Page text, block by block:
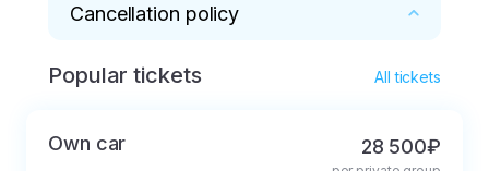
областной город
полуострова
бывает только по
Cancellation policy
В случае отмены бронирования за 43 и
фактически понесенных расходов в
Popular tickets All tickets
Own car 28 500₽